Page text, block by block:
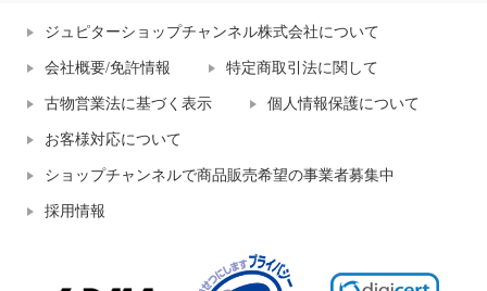
ジュピターショップチャンネル株式会社について
会社概要/免許情報 特定商取引法に関して
古物営業法に基づく表示 個人情報保護について
お客様対応について
ショップチャンネルで商品販売希望の事業者募集中
採用情報